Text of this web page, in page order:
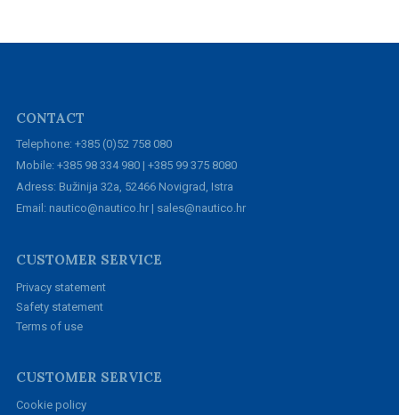
CONTACT
Telephone: +385 (0)52 758 080
Mobile: +385 98 334 980 | +385 99 375 8080
Adress: Bužinija 32a, 52466 Novigrad, Istra
Email: nautico@nautico.hr | sales@nautico.hr
CUSTOMER SERVICE
Privacy statement
Safety statement
Terms of use
CUSTOMER SERVICE
Cookie policy